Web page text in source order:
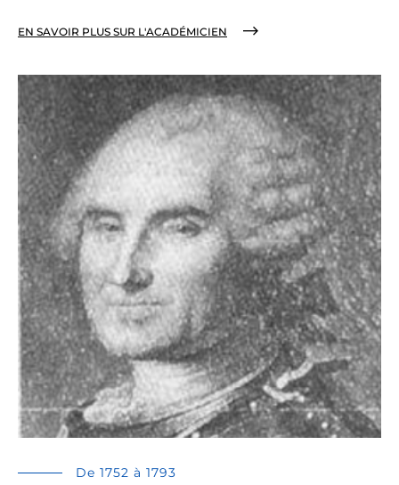
EN SAVOIR PLUS SUR L'ACADÉMICIEN
De 1752 à 1793